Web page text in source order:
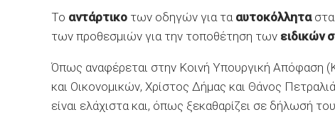
To αντάρτικο των οδηγών για τα αυτοκόλληταστα
των προθεσμιών για την τοποθέτηση των ειδικών
Όπως αναφέρεται στην Κοινή Υπουργική Απόφαση
και Οικονομικών, Χρίστος Δήμας και Θάνος
είναι ελάχιστα και, όπως ξεκαθαρίζει σε δήλωσή